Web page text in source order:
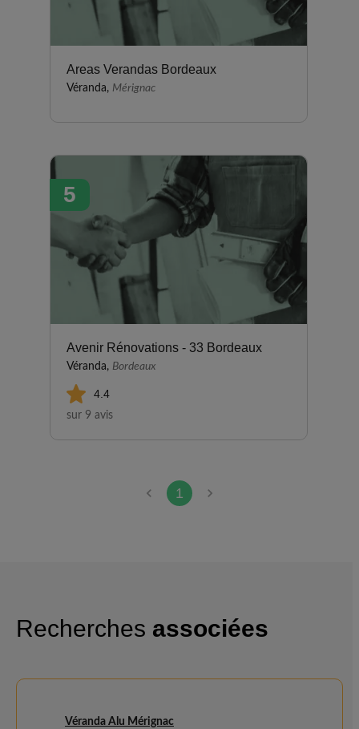
Areas Verandas Bordeaux
Véranda, Mérignac
5
Avenir Rénovations - 33 Bordeaux
Véranda, Bordeaux
4.4
sur 9 avis
1
Recherches associées
Véranda Alu Mérignac